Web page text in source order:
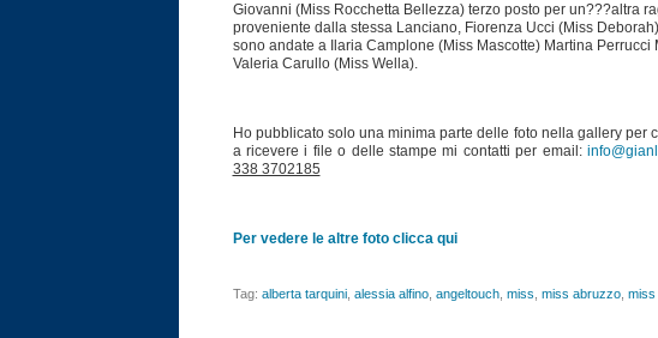
Giovanni (Miss Rocchetta Bellezza) terzo posto per un???altra
proveniente dalla stessa Lanciano, Fiorenza Ucci (Miss
sono andate a Ilaria Camplone (Miss Mascotte) Martina Perrucci
Valeria Carullo (Miss Wella).
Ho pubblicato solo una minima parte delle foto nella gallery per
a ricevere i file o delle stampe mi contatti per email:
338 3702185
Per vedere le altre foto clicca qui
Tag: alberta tarquini, alessia alfino, angeltouch, miss miss abruzzo, miss